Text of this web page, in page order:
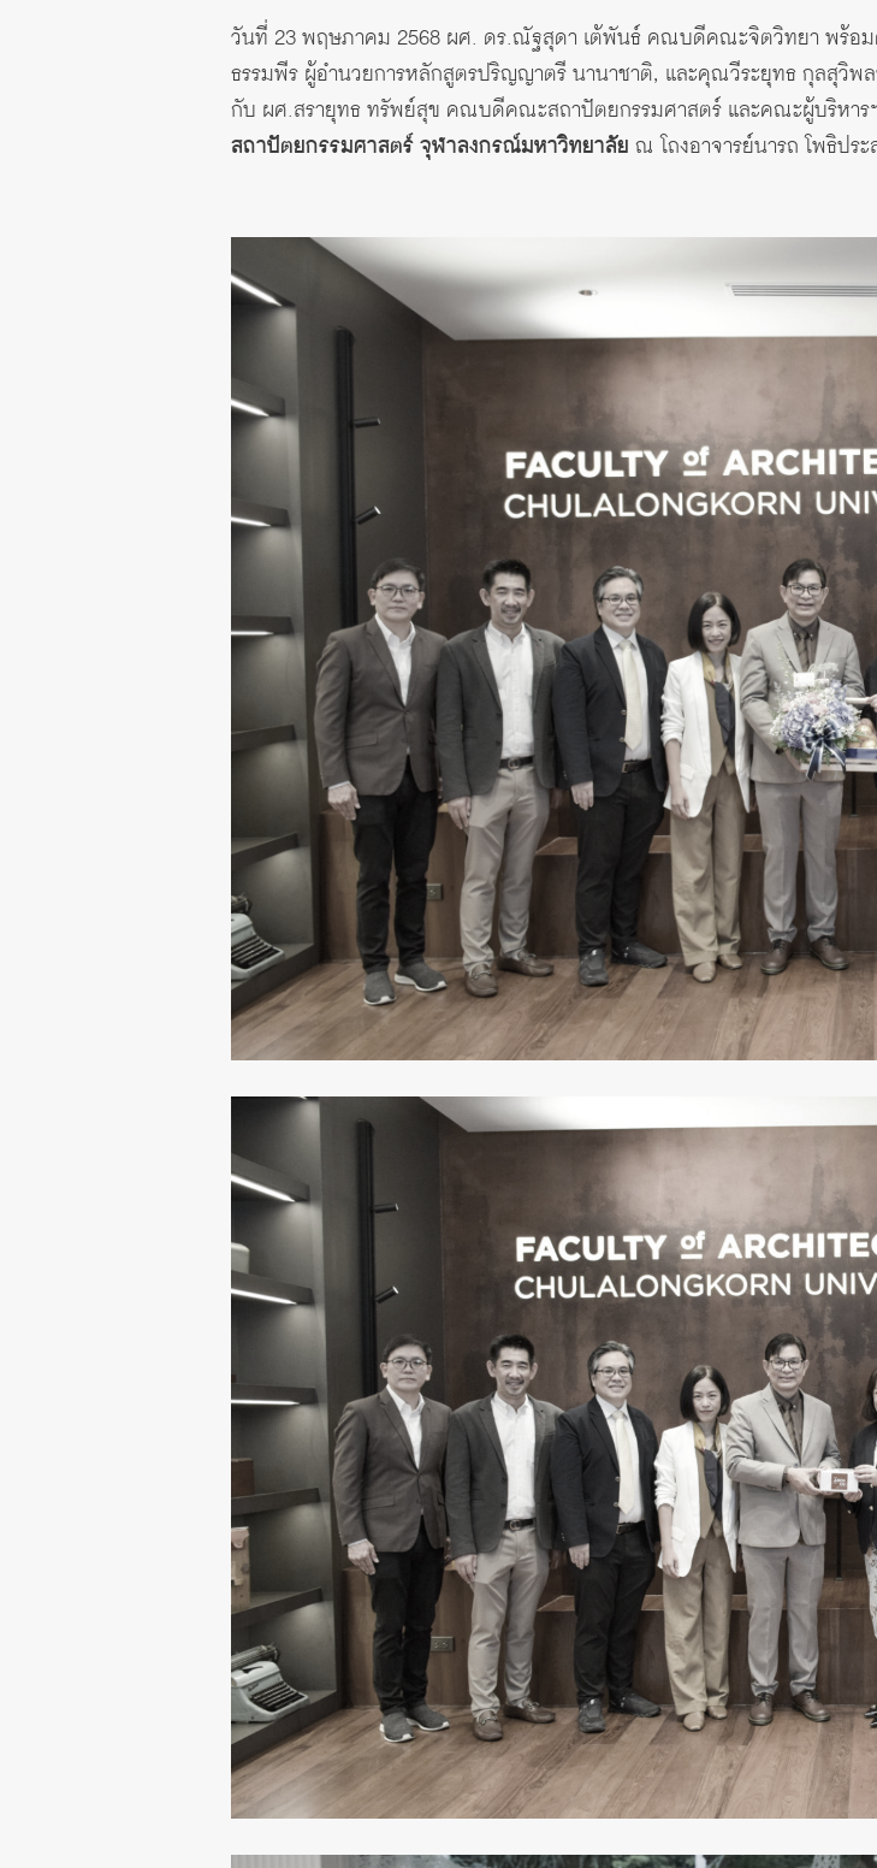
วันที่ 23 พฤษภาคม 2568 ผศ. ดร.ณัฐสุดา เต้พันธ์ คณบดีคณะจิตวิทยา พร้อม
ธรรมพีร ผู้อำนวยการหลักสูตรปริญญาตรี นานาชาติ, และคุณวีระยุทธ กุลสุวิ
กับ ผศ.สรายุทธ ทรัพย์สุข คณบดีคณะสถาปัตยกรรมศาสตร์ และคณะผู้บริหารฯ
สถาปัตยกรรมศาสตร์ จุฬาลงกรณ์มหาวิทยาลัย ณ โถงอาจารย์นารถ โพธิป